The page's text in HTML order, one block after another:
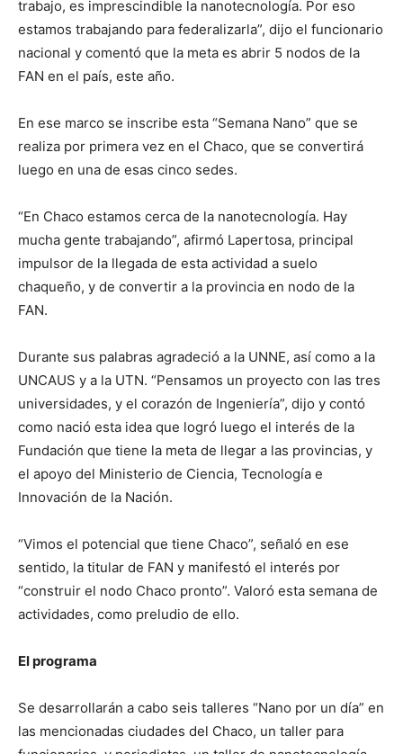
trabajo, es imprescindible la nanotecnología. Por eso
estamos trabajando para federalizarla”, dijo el funcionario
nacional y comentó que la meta es abrir 5 nodos de la
FAN en el país, este año.
En ese marco se inscribe esta “Semana Nano” que se
realiza por primera vez en el Chaco, que se convertirá
luego en una de esas cinco sedes.
“En Chaco estamos cerca de la nanotecnología. Hay
mucha gente trabajando”, afirmó Lapertosa, principal
impulsor de la llegada de esta actividad a suelo
chaqueño, y de convertir a la provincia en nodo de la
FAN.
Durante sus palabras agradeció a la UNNE, así como a la
UNCAUS y a la UTN. “Pensamos un proyecto con las tres
universidades, y el corazón de Ingeniería”, dijo y contó
como nació esta idea que logró luego el interés de la
Fundación que tiene la meta de llegar a las provincias, y
el apoyo del Ministerio de Ciencia, Tecnología e
Innovación de la Nación.
“Vimos el potencial que tiene Chaco”, señaló en ese
sentido, la titular de FAN y manifestó el interés por
“construir el nodo Chaco pronto”. Valoró esta semana de
actividades, como preludio de ello.
El programa
Se desarrollarán a cabo seis talleres “Nano por un día” en
las mencionadas ciudades del Chaco, un taller para